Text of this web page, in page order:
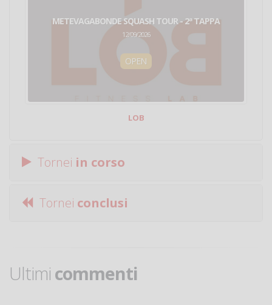
METEVAGABONDE SQUASH TOUR - 2ª TAPPA
12/09/2026
OPEN
LOB
Tornei in corso
Tornei conclusi
Ultimi commenti